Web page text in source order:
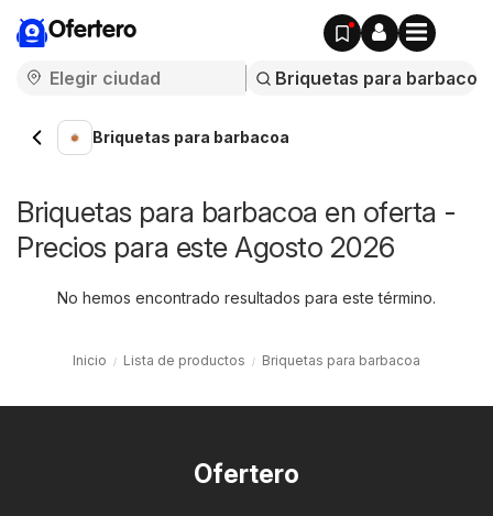
Ofertero
Briquetas para barbacoa
Briquetas para barbacoa en oferta -
Precios para este Agosto 2026
No hemos encontrado resultados para este término.
Inicio Lista de productos Briquetas para barbacoa
Ofertero